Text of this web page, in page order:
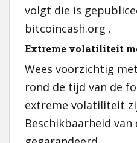
volgt die is
bitcoincash.org .
Extreme volatiliteit
Wees voorzichtig
rond de tijd van de
extreme volatiliteit
Beschikbaarheid